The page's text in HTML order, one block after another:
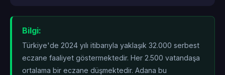
Bilgi:
Türkiye'de 2024 yılı itibarıyla yaklaşık 32.000 serbest
eczane faaliyet göstermektedir. Her 2.500 vatandaşa
ortalama bir eczane düşmektedir. Adana bu